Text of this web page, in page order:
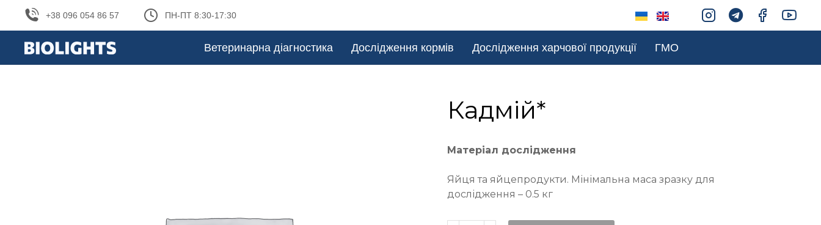
+38 096 054 86 57 ПН-ПТ 8:30-17:30
Ветеринарна діагностика Дослідження кормів Дослідження харчової продукції ГМО
Кадмій*
Матеріал дослідження
Яйця та яйцепродукти. Мінімальна маса зразку для
дослідження – 0.5 кг